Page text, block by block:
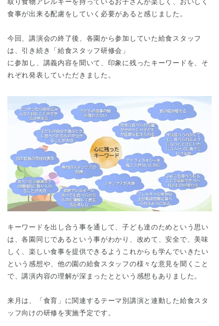
神奈川県 神奈川県 全域
千葉県 千葉県 全域
埼玉県 埼玉県 全域
取り食物アレルギーを持っているお子さんが楽しく、おいしく
食事が出来る配慮をしていく必要があると感じました。
今回、講演会の終了後、各園から参加していた給食スタッフ
は、引き続き「給食スタッフ研修会」
に参加し、講義内容を聞いて、印象に残ったキーワードを、そ
れぞれ発表していただきました。
キーワードを出し合う事を通して、子ども達のためという思い
は、各園同じであるという事がわかり、改めて、安全で、美味
しく、楽しい食事を提供できるようこれからも学んでいきたい
という感想や、他の園の給食スタッフの様々な意見を聞くこと
で、講演内容の理解が深まったとという感想もありました。
来月は、「食育」に関連するテーマ別講演と連動した給食スタ
ッフ向けの研修を実施予定です。